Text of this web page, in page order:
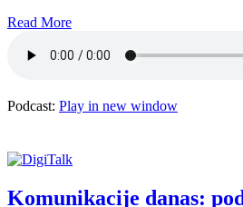
Read More
Podcast: Play in new window
Komunikacije danas: